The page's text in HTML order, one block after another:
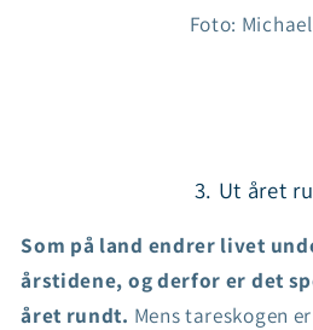
Foto:
3. Ut året
Som på land endrer livet
årstidene, og derfor er det
året rundt. Mens tareskogen